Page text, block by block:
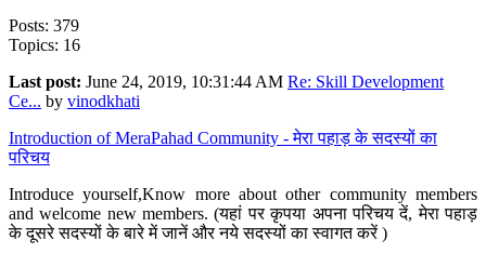
Posts: 379
Topics: 16
Last post: June 24, 2019, 10:31:44 AM Re: Skill Development
Ce... by vinodkhati
Introduction of MeraPahad Community - मेरा पहाड़ के सदस्यों का
परिचय
Introduce yourself,Know more about other community members
and welcome new members. (यहां पर कृपया अपना परिचय दें, मेरा पहाड़
के दूसरे सदस्यों के बारे में जानें और नये सदस्यों का स्वागत करें )